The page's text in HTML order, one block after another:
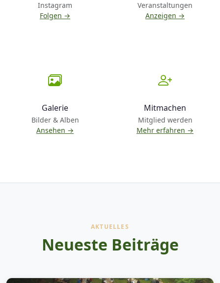
Instagram
Folgen →
Veranstaltungen
Anzeigen →
Galerie
Bilder & Alben
Ansehen →
Mitmachen
Mitglied werden
Mehr erfahren →
AKTUELLES
Neueste Beiträge